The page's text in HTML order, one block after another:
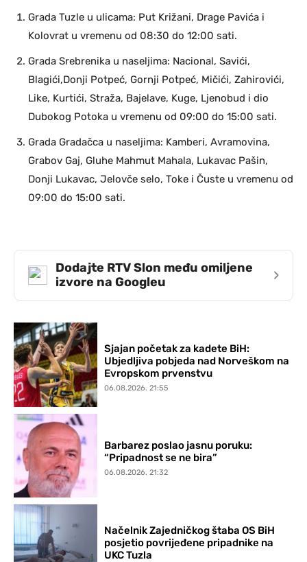
Grada Tuzle u ulicama: Put Križani, Drage Pavića i
Kolovrat u vremenu od 08:30 do 12:00 sati.
Grada Srebrenika u naseljima: Nacional, Savići,
Blagići,Donji Potpeć, Gornji Potpeć, Mičići, Zahirovići,
Like, Kurtići, Straža, Bajelave, Kuge, Ljenobud i dio
Dubokog Potoka u vremenu od 09:00 do 15:00 sati.
Grada Gradačca u naseljima: Kamberi, Avramovina,
Grabov Gaj, Gluhe Mahmut Mahala, Lukavac Pašin,
Donji Lukavac, Jelovče selo, Toke i Čuste u vremenu od
09:00 do 15:00 sati.
Dodajte RTV Slon među omiljene
izvore na Googleu
›
Sjajan početak za kadete BiH:
Ubjedljiva pobjeda nad Norveškom na
Evropskom prvenstvu
06.08.2026. 21:55
Barbarez poslao jasnu poruku:
“Pripadnost se ne bira”
06.08.2026. 21:32
Načelnik Zajedničkog štaba OS BiH
posjetio povrijeđene pripadnike na
UKC Tuzla